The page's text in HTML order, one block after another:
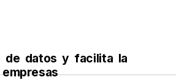
de datos y facilita la